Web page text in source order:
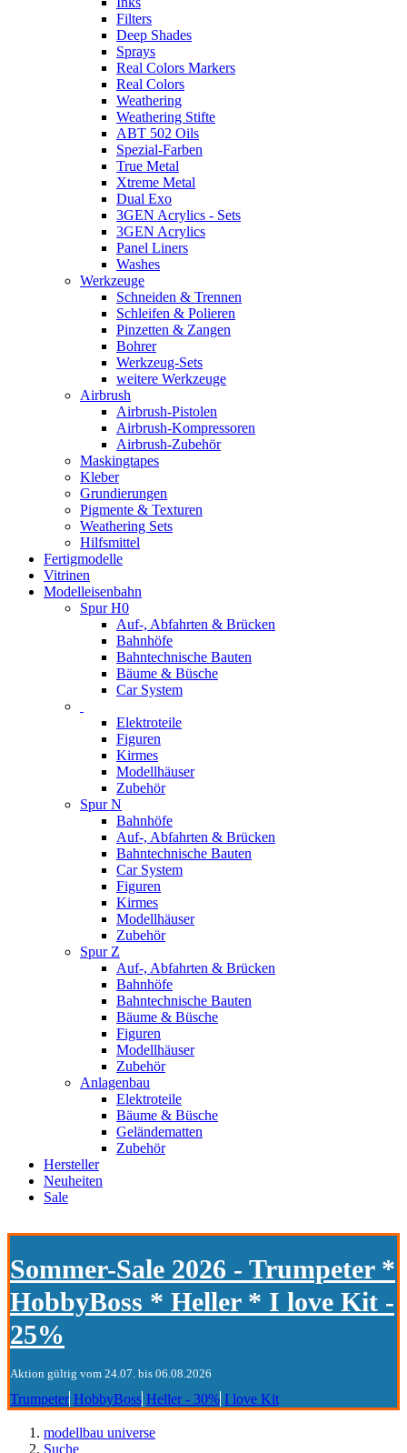
Filters
Deep Shades
Sprays
Real Colors Markers
Real Colors
Weathering
Weathering Stifte
ABT 502 Oils
Spezial-Farben
True Metal
Xtreme Metal
Dual Exo
3GEN Acrylics - Sets
3GEN Acrylics
Panel Liners
Washes
Werkzeuge
Schneiden & Trennen
Schleifen & Polieren
Pinzetten & Zangen
Bohrer
Werkzeug-Sets
weitere Werkzeuge
Airbrush
Airbrush-Pistolen
Airbrush-Kompressoren
Airbrush-Zubehör
Maskingtapes
Kleber
Grundierungen
Pigmente & Texturen
Weathering Sets
Hilfsmittel
Fertigmodelle
Vitrinen
Modelleisenbahn
Spur H0
Auf-, Abfahrten & Brücken
Bahnhöfe
Bahntechnische Bauten
Bäume & Büsche
Car System
Elektroteile
Figuren
Kirmes
Modellhäuser
Zubehör
Spur N
Bahnhöfe
Auf-, Abfahrten & Brücken
Bahntechnische Bauten
Car System
Figuren
Kirmes
Modellhäuser
Zubehör
Spur Z
Auf-, Abfahrten & Brücken
Bahnhöfe
Bahntechnische Bauten
Bäume & Büsche
Figuren
Modellhäuser
Zubehör
Anlagenbau
Elektroteile
Bäume & Büsche
Geländematten
Zubehör
Hersteller
Neuheiten
Sale
Sommer-Sale 2026 - Trumpeter *
HobbyBoss * Heller * I love Kit -
25%
Aktion gültig vom 24.07. bis 06.08.2026
Trumpeter HobbyBoss Heller - 30% I love Kit
modellbau universe
Suche